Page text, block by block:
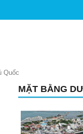
Quốc
MẶT BẰNG